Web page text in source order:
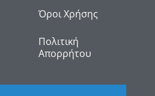
Όροι Χρήσης
Πολιτική
Απορρήτου